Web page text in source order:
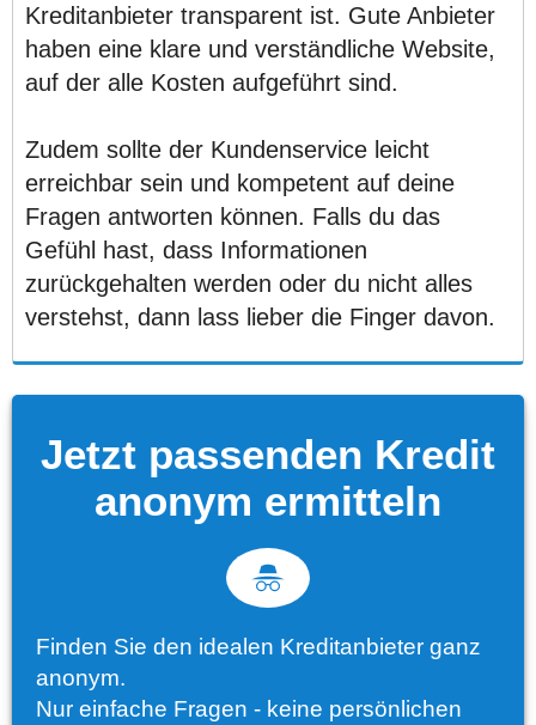
Kreditanbieter transparent ist. Gute Anbieter
haben eine klare und verständliche Website,
auf der alle Kosten aufgeführt sind.
Zudem sollte der Kundenservice leicht
erreichbar sein und kompetent auf deine
Fragen antworten können. Falls du das
Gefühl hast, dass Informationen
zurückgehalten werden oder du nicht alles
verstehst, dann lass lieber die Finger davon.
Jetzt passenden Kredit
anonym ermitteln
Finden Sie den idealen Kreditanbieter ganz
anonym.
Nur einfache Fragen - keine persönlichen